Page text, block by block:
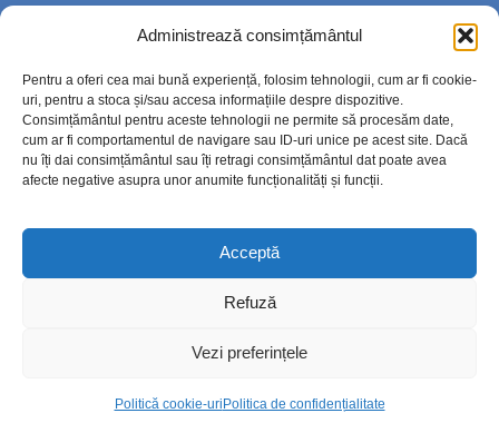
Administrează consimțământul
Pentru a oferi cea mai bună experiență, folosim tehnologii, cum ar fi cookie-
uri, pentru a stoca și/sau accesa informațiile despre dispozitive.
Consimțământul pentru aceste tehnologii ne permite să procesăm date,
cum ar fi comportamentul de navigare sau ID-uri unice pe acest site. Dacă
nu îți dai consimțământul sau îți retragi consimțământul dat poate avea
afecte negative asupra unor anumite funcționalități și funcții.
Acceptă
Refuză
Vezi preferințele
Politică cookie-uriPolitica de confidențialitate
Contact
Politica de confidențialitate
Politică cookie-uri (UE)
Copyright © 2026. TimpOnline.ro